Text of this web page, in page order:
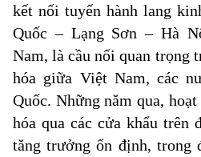
kết nối tuyến hành lang
Quốc – Lạng Sơn – Hà
Nam, là cầu nối quan trọng
hóa giữa Việt Nam, các
Quốc. Những năm qua,
hóa qua các cửa khẩu trên
tăng trưởng ổn định, trong